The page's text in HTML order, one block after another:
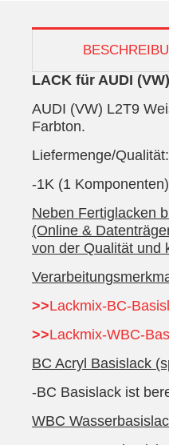
LACK für AUDI
AUDI (VW) L2T9
Farbton.
Liefermenge/
-1K (1
Neben Fertiglacken
(Online &
von der Qualität und
>>Lackmix-BC-
>>Lackmix-WBC-
BC Acryl Basislack
-BC Basislack ist
WBC